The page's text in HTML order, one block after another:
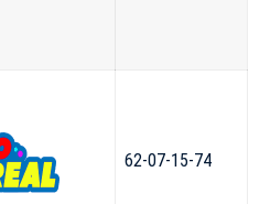
62-07-15-74